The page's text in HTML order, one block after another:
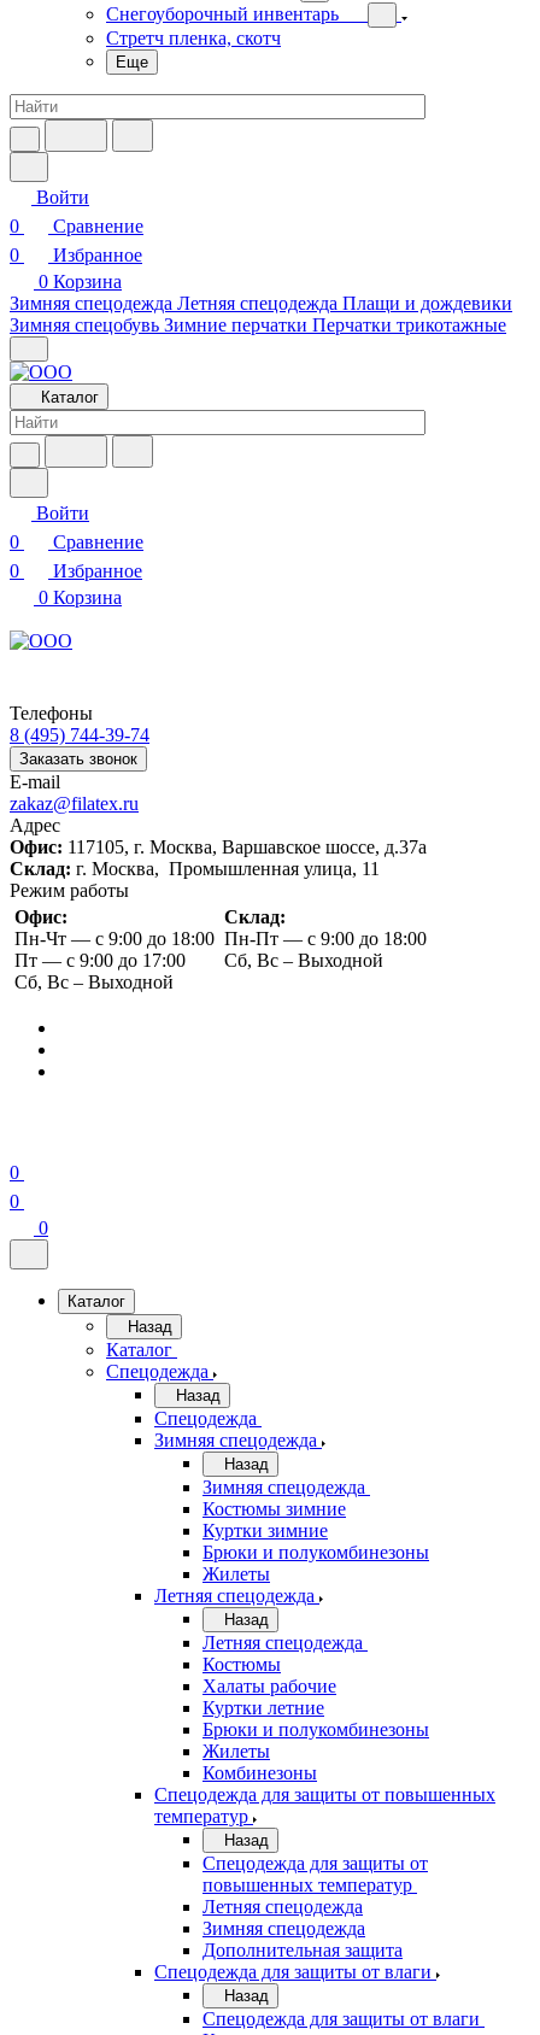
Снегоуборочный инвентарь
Стретч пленка, скотч
Еще
Войти
0
Сравнение
0
Избранное
0 Корзина
Зимняя спецодежда Летняя спецодежда Плащи и дождевики
Зимняя спецобувь Зимние перчатки Перчатки трикотажные
Каталог
Войти
0
Сравнение
0
Избранное
0 Корзина
Телефоны
8 (495) 744-39-74
Заказать звонок
E-mail
zakaz@filatex.ru
Адрес
Офис: 117105, г. Москва, Варшавское шоссе, д.37а
Склад: г. Москва, Промышленная улица, 11
Режим работы
Офис:
Пн-Чт — с 9:00 до 18:00
Пт — с 9:00 до 17:00
Сб, Вс – Выходной
Склад:
Пн-Пт — с 9:00 до 18:00
Сб, Вс – Выходной
0
0
0
Каталог
Назад
Каталог
Спецодежда
Назад
Спецодежда
Зимняя спецодежда
Назад
Зимняя спецодежда
Костюмы зимние
Куртки зимние
Брюки и полукомбинезоны
Жилеты
Летняя спецодежда
Назад
Летняя спецодежда
Костюмы
Халаты рабочие
Куртки летние
Брюки и полукомбинезоны
Жилеты
Комбинезоны
Спецодежда для защиты от повышенных
температур
Назад
Спецодежда для защиты от
повышенных температур
Летняя спецодежда
Зимняя спецодежда
Дополнительная защита
Спецодежда для защиты от влаги
Назад
Спецодежда для защиты от влаги